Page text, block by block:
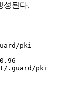
성된다.
pki
.guard/pki